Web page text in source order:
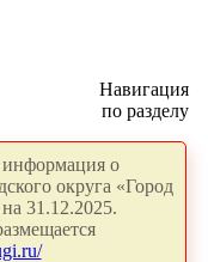
Навигация
по разделу
информация о
округа «Город
31.12.2025.